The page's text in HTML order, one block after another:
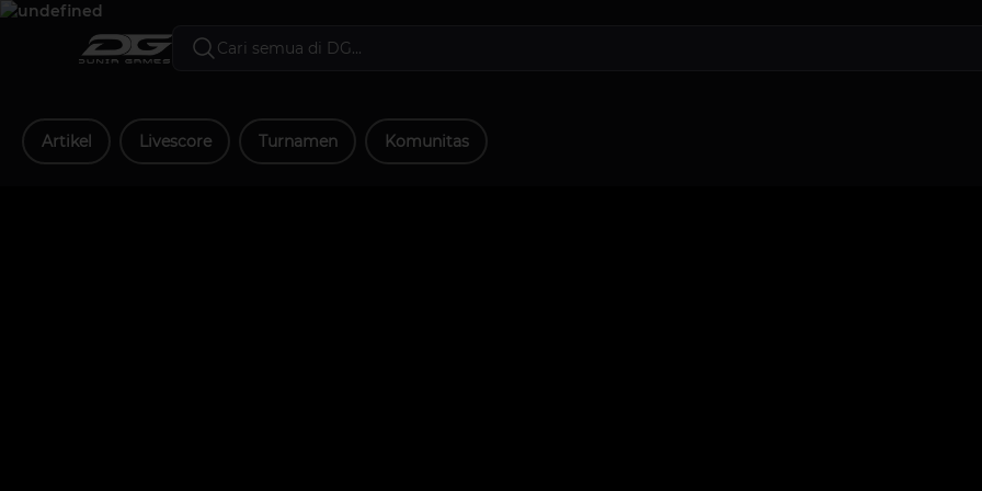
Artikel Livescore Turnamen Komunitas